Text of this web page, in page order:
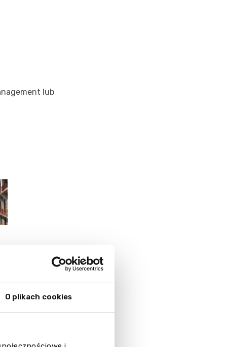
O plikach cookies
lub